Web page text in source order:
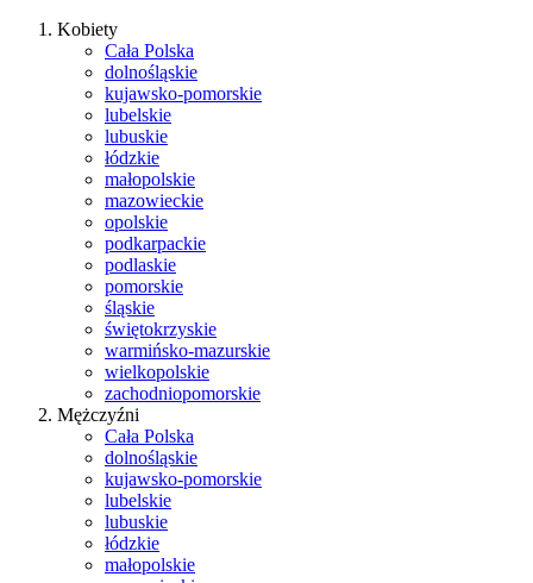
Kobiety
Cała Polska
dolnośląskie
kujawsko-pomorskie
lubelskie
lubuskie
łódzkie
małopolskie
mazowieckie
opolskie
podkarpackie
podlaskie
pomorskie
śląskie
świętokrzyskie
warmińsko-mazurskie
wielkopolskie
zachodniopomorskie
Mężczyźni
Cała Polska
dolnośląskie
kujawsko-pomorskie
lubelskie
lubuskie
łódzkie
małopolskie